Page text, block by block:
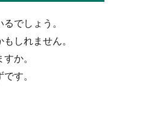
について
でしょう。
しれません。
か。
す。